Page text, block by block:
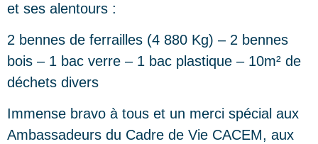
et ses alentours :
2 bennes de ferrailles (4 880 Kg) – 2 bennes
bois – 1 bac verre – 1 bac plastique – 10m² de
déchets divers
Immense bravo à tous et un merci spécial aux
Ambassadeurs du Cadre de Vie CACEM, aux